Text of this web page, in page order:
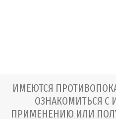
ИМЕЮТСЯ
ОЗНАКОМИТЬСЯ С
ПРИМЕНЕНИЮ ИЛИ